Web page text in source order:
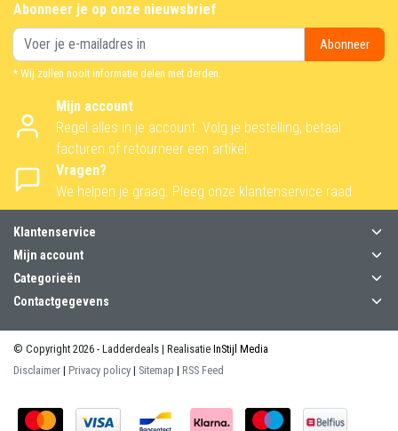
Abonneer je op onze nieuwsbrief
Abonneer
* Wij zullen nooit informatie delen met derden.
Mijn account
Regel alles in je account. Volg je bestelling, betaal
facturen of retourneer een artikel.
Vragen?
We helpen je graag. Pleeg onze klantenservice raad
Klantenservice
Mijn account
Categorieën
Contactgegevens
© Copyright 2026 - Ladderdeals | Realisatie InStijl Media
Disclaimer | Privacy policy | Sitemap | RSS Feed